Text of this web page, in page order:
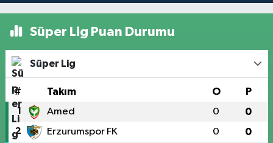
Süper Lig Puan Durumu
Süper Lig
# Takım O P
1 Amed 0 0
2 Erzurumspor FK 0 0